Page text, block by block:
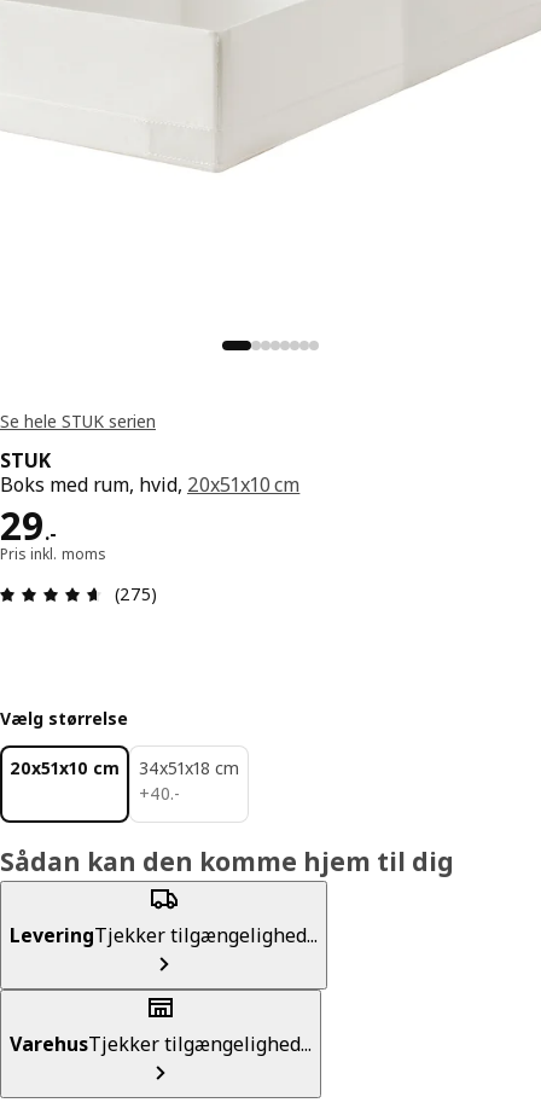
Se hele STUK serien
STUK
Boks med rum, hvid, 20x51x10 cm
29.-
Pris 29.-
Pris inkl. moms
Anmeldelse: 4.6 Ud af 5 Stjerner. Anmeldelser i
(275)
Vælg størrelse
20x51x10 cm
34x51x18 cm
+40.-
40.-
Sådan kan den komme hjem til dig
LeveringTjekker tilgængelighed...
VarehusTjekker tilgængelighed...